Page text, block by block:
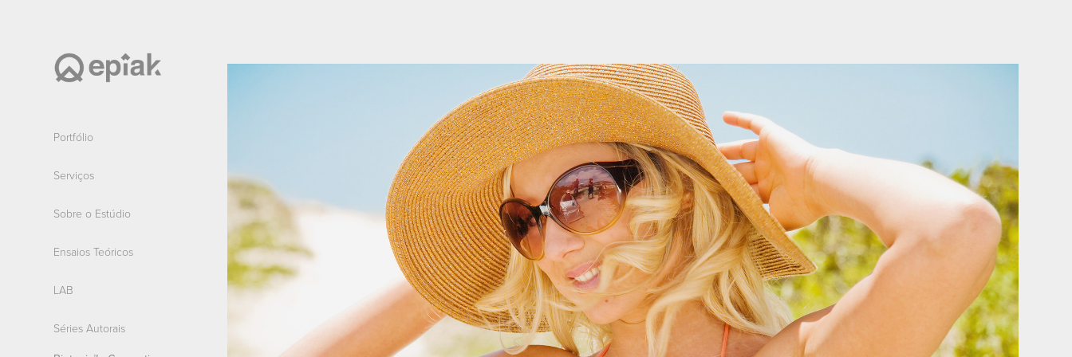
Portfólio
Serviços
Sobre o Estúdio
Ensaios Teóricos
LAB
Séries Autorais